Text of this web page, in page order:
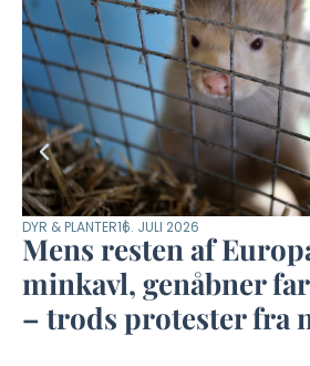
DYR & PLANTER16. JULI 2026
Mens resten af
minkavl, genåbner
– trods protester fra